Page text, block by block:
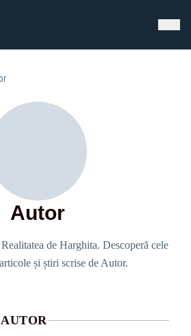
Autor
de Harghita. Descoperă cele
și știri scrise de Autor.